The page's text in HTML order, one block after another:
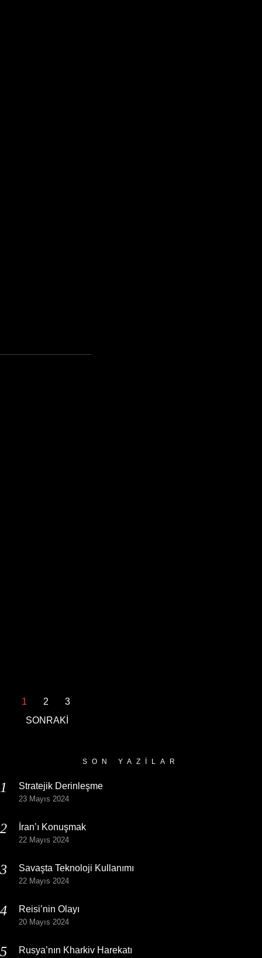
1 2
3
SONRAKİ
SON YAZILAR
Stratejik Derinleşme
23 Mayıs 2024
İran’ı Konuşmak
22 Mayıs 2024
Savaşta Teknoloji Kullanımı
22 Mayıs 2024
Reisi’nin Olayı
20 Mayıs 2024
Rusya’nın Kharkiv Harekatı